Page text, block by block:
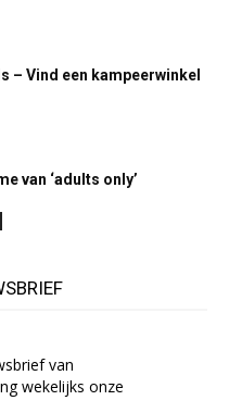
– Vind een kampeerwinkel
van ‘adults only’
van
wekelijks onze